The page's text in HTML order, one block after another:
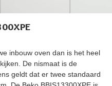
inbouw oven dan is het heel
De nismaat is de
geldt dat er twee standaard